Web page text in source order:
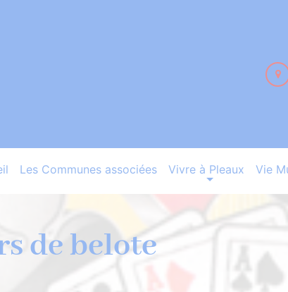
Les Communes associées Vivre à Pleaux Vie
de belote